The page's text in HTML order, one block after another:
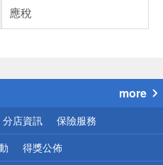
應稅
！
more
分店資訊 保險服務
得獎公佈